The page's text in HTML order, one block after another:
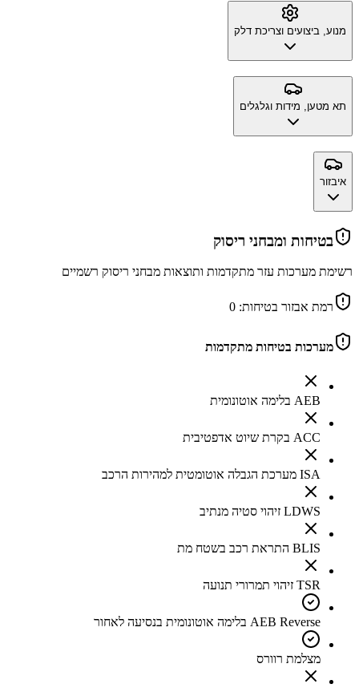
מנוע, ביצועים וצריכת דלק
תא מטען, מידות וגלגלים
איבזור
בטיחות ומבחני ריסוק
רשימת מערכות עזר מתקדמות ותוצאות מבחני ריסוק רשמיים
רמת אבזור בטיחות: 0
מערכות בטיחות מתקדמות
AEB בלימה אוטונומית
ACC בקרת שיוט אדפטיבית
ISA מערכת הגבלה אוטומטית למהירות הרכב
LDWS זיהוי סטיה מנתיב
BLIS התראת רכב בשטח מת
TSR זיהוי תמרורי תנועה
AEB Reverse בלימה אוטונומית בנסיעה לאחור
מצלמת רוורס